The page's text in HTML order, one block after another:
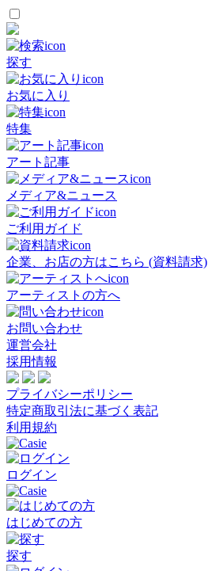
探す
お気に入り
特集
アート記事
メディア&ニュース
ご利用ガイド
企業、お店の方はこちら (資料請求)
アーティストの方へ
お問い合わせ
運営会社
採用情報
プライバシーポリシー
特定商取引法に基づく表記
利用規約
ログイン
はじめての方
探す